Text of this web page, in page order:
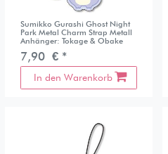
Sumikko Gurashi Ghost Night
Park Metal Charm Strap Metall
Anhänger: Tokage & Obake
7,90 € *
In den Warenkorb